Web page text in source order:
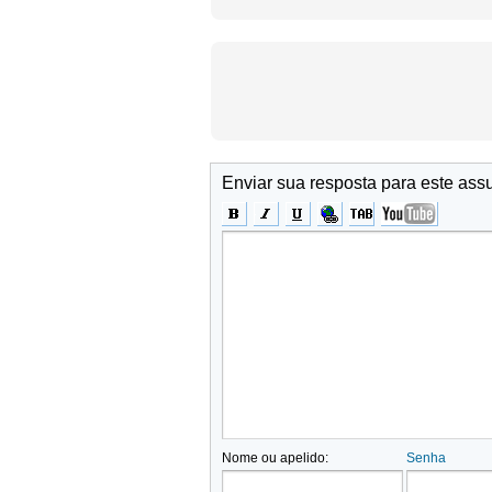
Enviar sua resposta para este
Nome ou apelido: Senha